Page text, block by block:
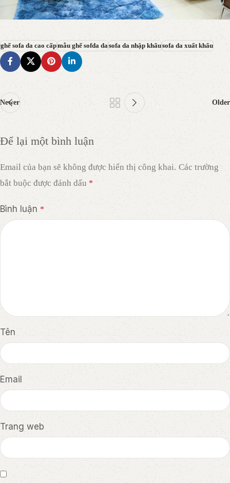
ghế sofa da cao cấpmẫu ghế sofda da sofa da nhập khẩusofa da xuất khẩu
Newer Older
Để lại một bình luận
Email của bạn sẽ không được hiển thị công khai. Các trường
bắt buộc được đánh dấu*
Bình luận *
Tên
Email
Trang web